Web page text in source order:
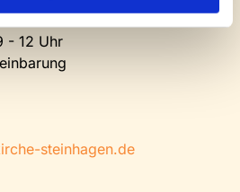
- 12 Uhr
steinhagen.de